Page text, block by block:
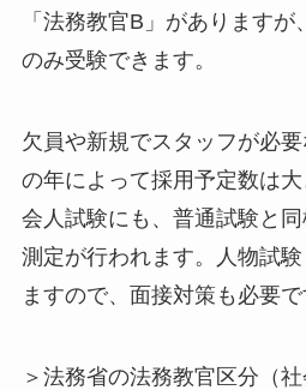
「法務教官B」があります
のみ受験できます。
欠員や新規でスタッフが必
の年によって採用予定数は
会人試験にも、普通試験と
測定が行われます。人物試
ますので、面接対策も必要で
＞法務省の法務教官区分（